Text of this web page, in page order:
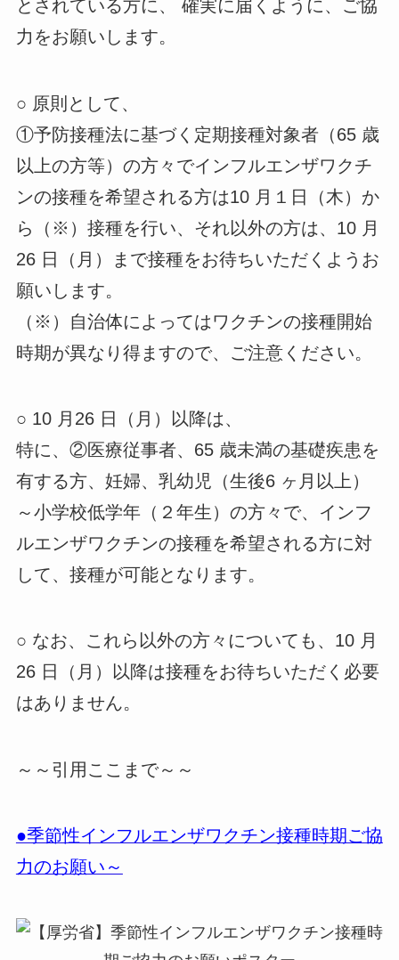
とされている方に、 確実に届くように、ご協
力をお願いします。
○ 原則として、
①予防接種法に基づく定期接種対象者（65 歳
以上の方等）の方々でインフルエンザワクチ
ンの接種を希望される方は10 月１日（木）か
ら（※）接種を行い、それ以外の方は、10 月
26 日（月）まで接種をお待ちいただくようお
願いします。
（※）自治体によってはワクチンの接種開始
時期が異なり得ますので、ご注意ください。
○ 10 月26 日（月）以降は、
特に、②医療従事者、65 歳未満の基礎疾患を
有する方、妊婦、乳幼児（生後6 ヶ月以上）
～小学校低学年（２年生）の方々で、インフ
ルエンザワクチンの接種を希望される方に対
して、接種が可能となります。
○ なお、これら以外の方々についても、10 月
26 日（月）以降は接種をお待ちいただく必要
はありません。
～～引用ここまで～～
●季節性インフルエンザワクチン接種時期ご協
力のお願い～